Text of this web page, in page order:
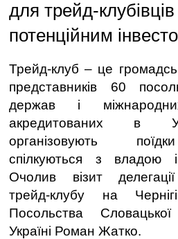
для трейд-
потенційним
Трейд-клуб – це
представників 60
держав і
акредитованих в
організовують
спілкуються з владою
Очолив візит
трейд-клубу на
Посольства
Україні Роман Жатко.